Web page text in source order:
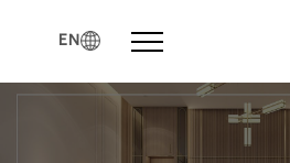
Menu
EN